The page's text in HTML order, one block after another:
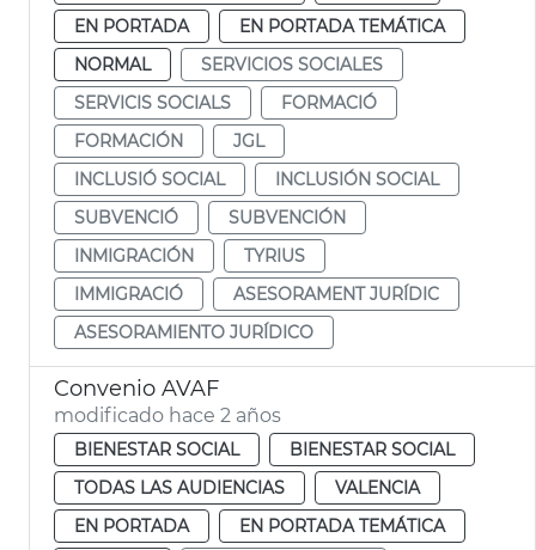
EN PORTADA
EN PORTADA TEMÁTICA
NORMAL
SERVICIOS SOCIALES
SERVICIS SOCIALS
FORMACIÓ
FORMACIÓN
JGL
INCLUSIÓ SOCIAL
INCLUSIÓN SOCIAL
SUBVENCIÓ
SUBVENCIÓN
INMIGRACIÓN
TYRIUS
IMMIGRACIÓ
ASESORAMENT JURÍDIC
ASESORAMIENTO JURÍDICO
Convenio AVAF
modificado hace 2 años
BIENESTAR SOCIAL
BIENESTAR SOCIAL
TODAS LAS AUDIENCIAS
VALENCIA
EN PORTADA
EN PORTADA TEMÁTICA